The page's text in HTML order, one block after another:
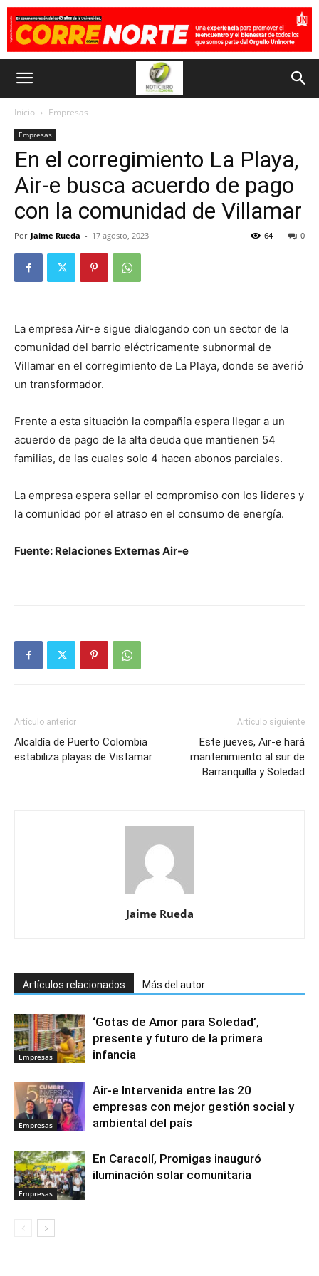
Inicio Empresas
Empresas
En el corregimiento La Playa,
Air-e busca acuerdo de pago
con la comunidad de Villamar
Por Jaime Rueda - 17 agosto, 2023 0
64
La empresa Air-e sigue dialogando con un sector de la
comunidad del barrio eléctricamente subnormal de
Villamar en el corregimiento de La Playa, donde se averió
un transformador.
Frente a esta situación la compañía espera llegar a un
acuerdo de pago de la alta deuda que mantienen 54
familias, de las cuales solo 4 hacen abonos parciales.
La empresa espera sellar el compromiso con los lideres y
la comunidad por el atraso en el consumo de energía.
Fuente: Relaciones Externas Air-e
Artículo anterior
Alcaldía de Puerto Colombia
estabiliza playas de Vistamar
Artículo siguiente
Este jueves, Air-e hará
mantenimiento al sur de
Barranquilla y Soledad
Jaime Rueda
Artículos relacionados Más del autor
Empresas
‘Gotas de Amor para Soledad’,
presente y futuro de la primera
infancia
Empresas
Air-e Intervenida entre las 20
empresas con mejor gestión social y
ambiental del país
Empresas
En Caracolí, Promigas inauguró
iluminación solar comunitaria